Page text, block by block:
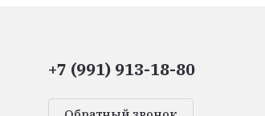
+7 (991) 913-18-80